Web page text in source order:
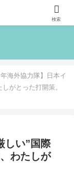
ブログ
年海外協力隊】日本イ
がとった打開策。
しい”国際
わたしが
検索